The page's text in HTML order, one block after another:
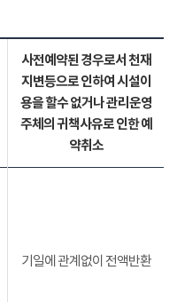
사전예약된 경우로서 천재
지변등으로 인하여 시설이
용을 할수 없거나 관리운영
주체의 귀책사유로 인한 예
약취소
기일에 관계없이 전액반환